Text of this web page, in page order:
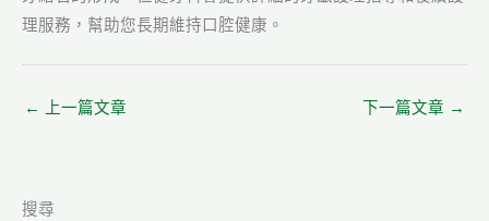
理服務，幫助您長期維持口腔健康。
← 上一篇文章 下一篇文章 →
搜尋